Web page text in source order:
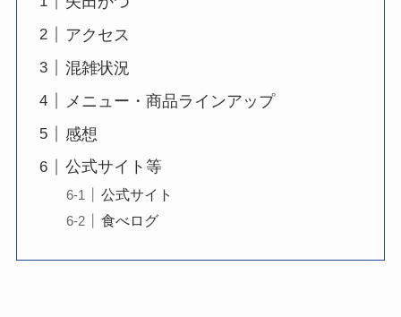
アクセス
混雑状況
メニュー・商品ラインアップ
感想
公式サイト等
公式サイト
食べログ